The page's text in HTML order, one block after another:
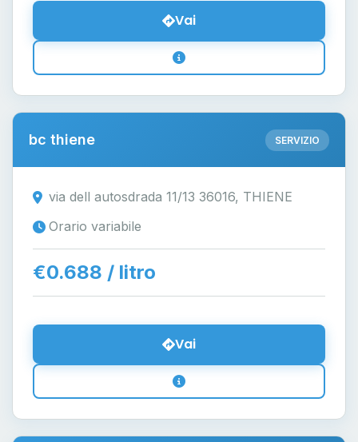
Vai
bc thiene SERVIZIO
via dell autosdrada 11/13 36016, THIENE
Orario variabile
€0.688 / litro
Vai